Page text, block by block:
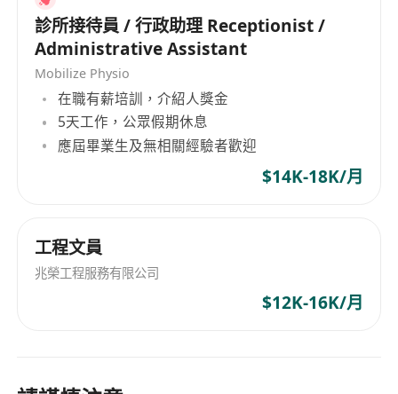
診所接待員 / 行政助理 Receptionist /
Administrative Assistant
Mobilize Physio
在職有薪培訓，介紹人獎金
5天工作，公眾假期休息
應屆畢業生及無相關經驗者歡迎
$14K-18K/月
工程文員
兆榮工程服務有限公司
$12K-16K/月